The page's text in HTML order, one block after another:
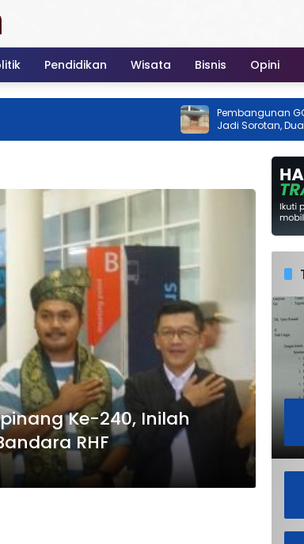
Pendidikan Wisata Bisnis Opini
Pembangunan GOR
Jadi Sorotan, Dua
Ada Izin
Ke-240, Inilah
RHF